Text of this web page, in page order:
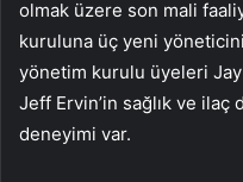
olmak üzere son mali
kuruluna üç yeni
yönetim kurulu üyeleri
Jeff Ervin’in sağlık ve ilaç
deneyimi var.